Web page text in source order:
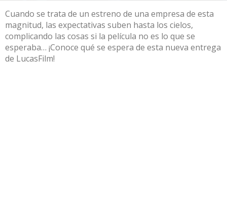
Cuando se trata de un estreno de una empresa de esta
magnitud, las expectativas suben hasta los cielos,
complicando las cosas si la película no es lo que se
esperaba… ¡Conoce qué se espera de esta nueva entrega
de LucasFilm!